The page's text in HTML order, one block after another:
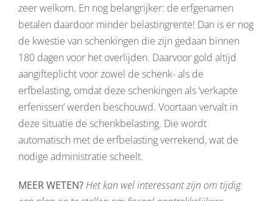
zeer welkom. En nog belangrijker: de erfgenamen
betalen daardoor minder belastingrente! Dan is er nog
de kwestie van schenkingen die zijn gedaan binnen
180 dagen voor het overlijden. Daarvoor gold altijd
aangifteplicht voor zowel de schenk- als de
erfbelasting, omdat deze schenkingen als ‘verkapte
erfenissen’ werden beschouwd. Voortaan vervalt in
deze situatie de schenkbelasting. Die wordt
automatisch met de erfbelasting verrekend, wat de
nodige administratie scheelt.
MEER WETEN?Het kan wel interessant zijn om tijdig